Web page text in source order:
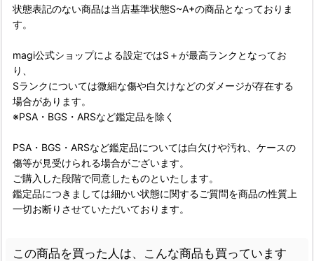
状態表記のない商品は当店基準状態S~A+の商品となっておりま
す。
magi公式ショップによる設定ではS＋が最高ランクとなってお
り、
Sランクについては微細な傷や白欠けなどのダメージが存在する
場合があります。
※PSA・BGS・ARSなど鑑定品を除く
PSA・BGS・ARSなど鑑定品については白欠けや汚れ、ケースの
傷等が見受けられる場合がございます。
ご購入した段階で同意したものといたします。
鑑定品につきましては細かい状態に関するご質問を商品の性質上
一切お断りさせていただいております。
この商品を買った人は、こんな商品も買っています